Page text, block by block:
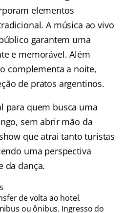
elementos
A música ao vivo
garantem uma
e memorável. Além
complementa a noite,
de pratos argentinos.
para quem busca uma
sem abrir mão da
que atrai tanto turistas
uma perspectiva
da dança.
de volta ao hotel.
ou ônibus. Ingresso do